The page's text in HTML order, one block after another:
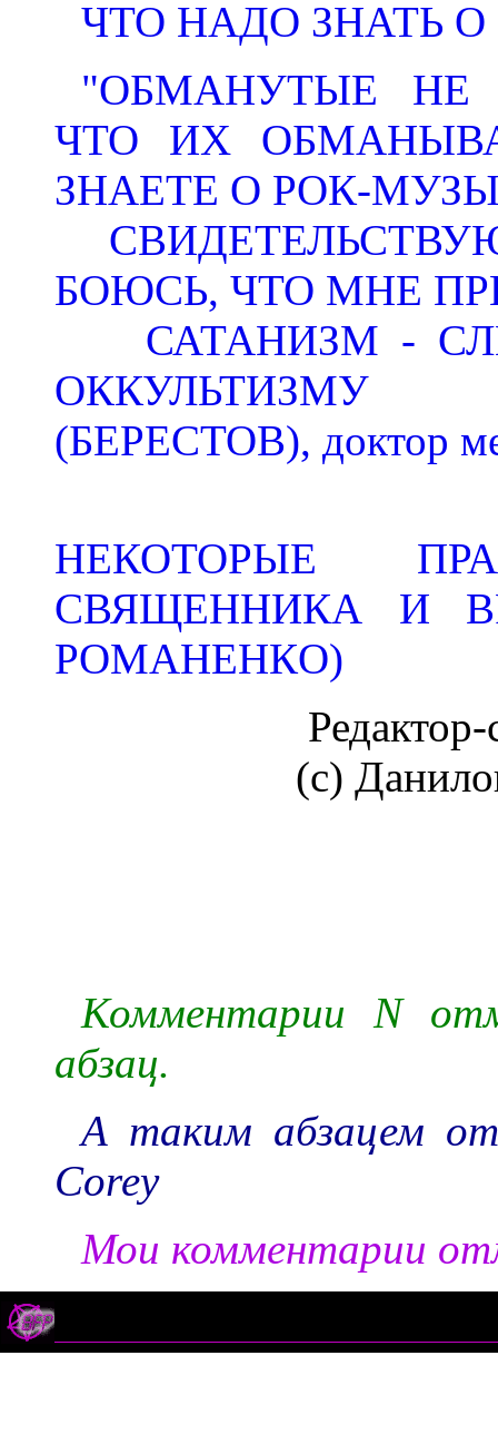
ЧТО НАДО ЗНАТЬ
"ОБМАНУТЫЕ
ЧТО ИХ
ЗНАЕТЕ О РОК-
БОЮСЬ, ЧТО МНЕ
САТАНИЗМ -
ОККУЛЬТИЗМУ
(БЕРЕСТОВ), доктор
НЕКОТОРЫЕ
СВЯЩЕННИКА И
РОМАНЕНКO)
(c)
Комментарии N
абзац.
А таким абзацем
Corey
Мои комментарии